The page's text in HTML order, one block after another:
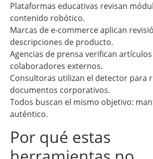
Plataformas educativas revisan
contenido robótico.
Marcas de e-commerce aplican
descripciones de producto.
Agencias de prensa verifican
colaboradores externos.
Consultoras utilizan el detector para
documentos corporativos.
Todos buscan el mismo objetivo:
auténtico.
Por qué estas